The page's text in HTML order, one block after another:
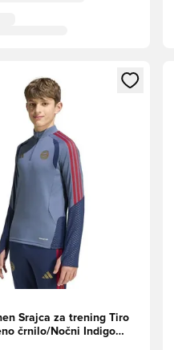
prijavo ali vpis kot član
Srajca za trening Tiro
črnilo/Nočni Indigo